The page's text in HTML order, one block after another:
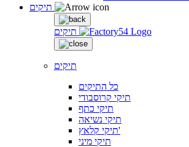
תיקים
תיקים
כל התיקים
תיקי קרוסבודי
תיקי כתף
תיקי נשיאה
תיקי קלאץ'
תיקי מיני